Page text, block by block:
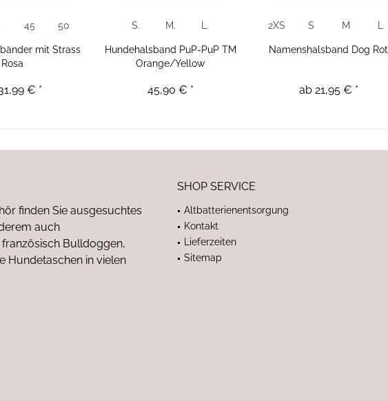
45 50
mit Strass
Rosa
€ *
S. M. L.
Hundehalsband PuP-PuP TM
Orange/Yellow
45,90 € *
2XS S M
Namenshalsband Dog Rot
ab 21,95 € *
finden Sie ausgesuchtes
auch
Bulldoggen,
Hundetaschen in vielen
SHOP SERVICE
Altbatterienentsorgung
Kontakt
Lieferzeiten
Sitemap